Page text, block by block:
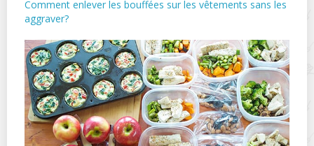
Comment enlever les bouffées sur les vêtements sans les
aggraver?